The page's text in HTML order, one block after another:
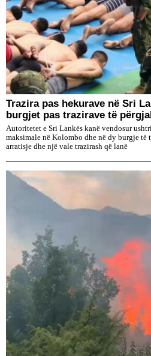
Trazira pas hekurave në Sri
burgjet pas trazirave të
Autoritetet e Sri Lankës kanë vendosur
maksimale në Kolombo dhe në dy burgje të
arratisje dhe një vale trazirash që lanë